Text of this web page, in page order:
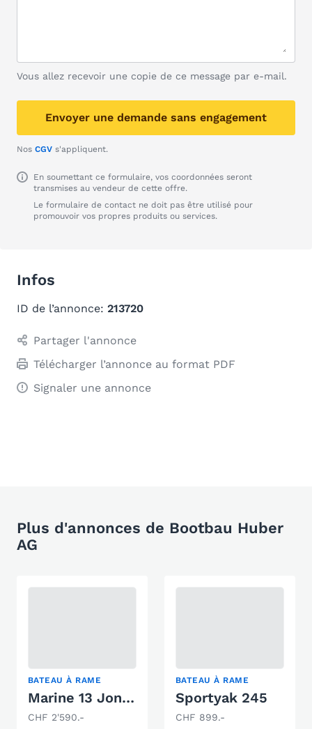
Vous allez recevoir une copie de ce message par e-mail.
Envoyer une demande sans engagement
Nos CGV s'appliquent.
En soumettant ce formulaire, vos coordonnées seront
transmises au vendeur de cette offre.
Le formulaire de contact ne doit pas être utilisé pour
promouvoir vos propres produits ou services.
Infos
ID de l’annonce: 213720
Partager l'annonce
Télécharger l’annonce au format PDF
Signaler une annonce
Plus d'annonces de Bootbau Huber
AG
BATEAU À RAME
Marine 13 Jon - Aluboot
CHF 2'590.-
BATEAU À RAME
Sportyak 245
CHF 899.-